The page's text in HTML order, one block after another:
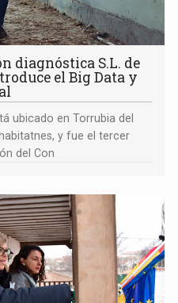
diagnóstica S.L. de
el Big Data y
ubicado en Torrubia del
y fue el tercer
del Con